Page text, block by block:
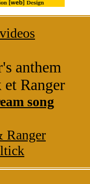
anthem
Ranger
song
Ranger